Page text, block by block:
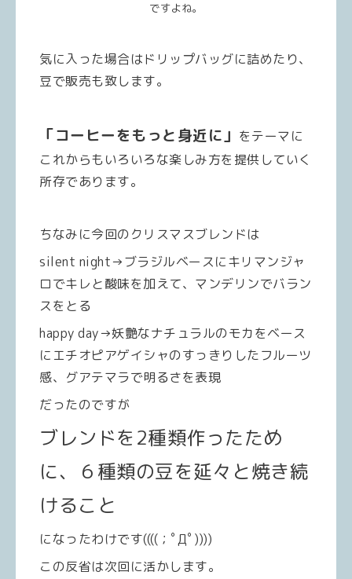
ですよね。
気に入った場合はドリップバッグに詰めたり、
豆で販売も致します。
「コーヒーをもっと身近に」 をテーマに
これからもいろいろな楽しみ方を提供していく
所存であります。
ちなみに今回のクリスマスブレンドは
silent night→ブラジルベースにキリマンジャ
ロでキレと酸味を加えて、マンデリンでバラン
スをとる
happy day→妖艶なナチュラルのモカをベース
にエチオピアゲイシャのすっきりしたフルーツ
感、グアテマラで明るさを表現
だったのですが
ブレンドを2種類作ったため
に、６種類の豆を延々と焼き続
けること
になったわけです((((；ﾟДﾟ))))
この反省は次回に活かします。